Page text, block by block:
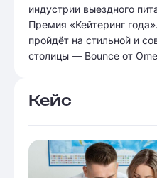
индустрии выездного
Премия «Кейтеринг
пройдёт на стильной и
столицы — Bounce от
Кейс